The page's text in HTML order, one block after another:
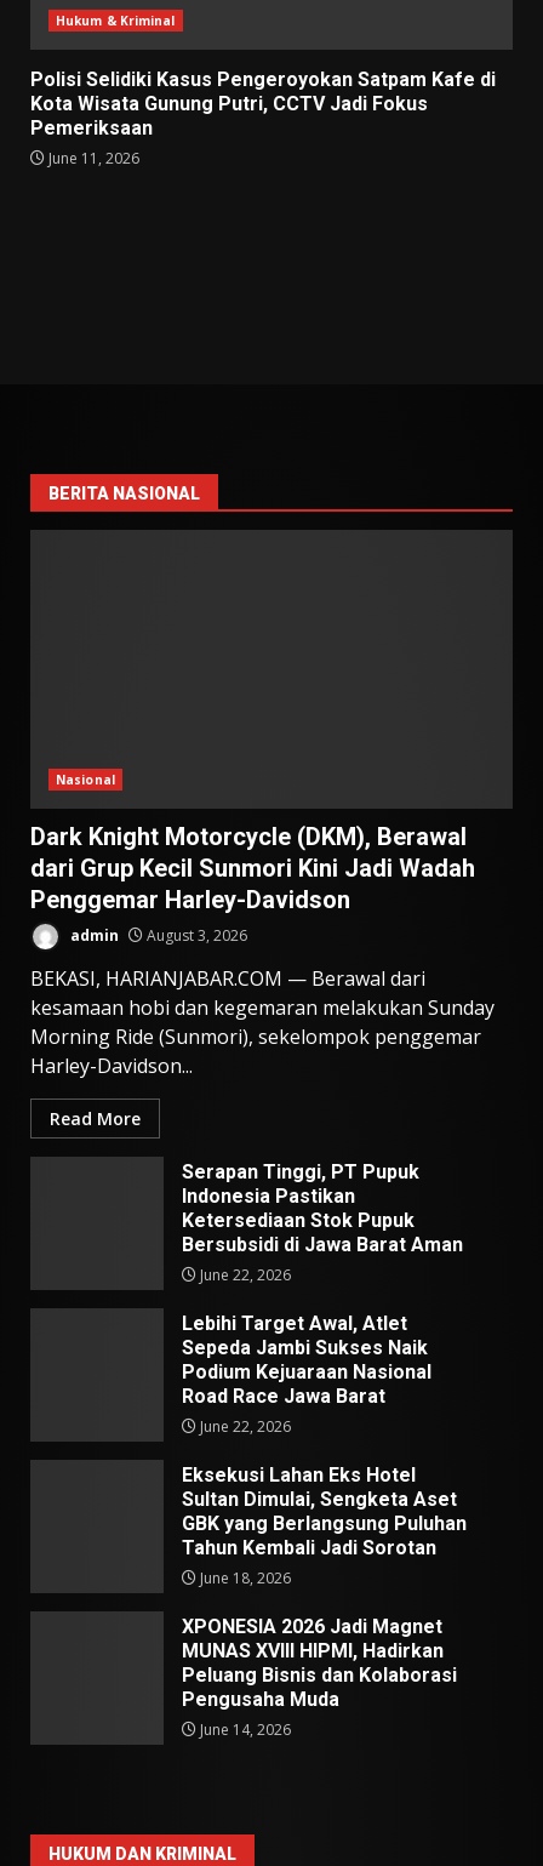
Hukum & Kriminal
Polisi Selidiki Kasus Pengeroyokan Satpam Kafe di
Kota Wisata Gunung Putri, CCTV Jadi Fokus
Pemeriksaan
June 11, 2026
BERITA NASIONAL
Nasional
Dark Knight Motorcycle (DKM), Berawal
dari Grup Kecil Sunmori Kini Jadi Wadah
Penggemar Harley-Davidson
admin August 3, 2026
BEKASI, HARIANJABAR.COM — Berawal dari
kesamaan hobi dan kegemaran melakukan Sunday
Morning Ride (Sunmori), sekelompok penggemar
Harley-Davidson...
Read More
Serapan Tinggi, PT Pupuk
Indonesia Pastikan
Ketersediaan Stok Pupuk
Bersubsidi di Jawa Barat Aman
June 22, 2026
Lebihi Target Awal, Atlet
Sepeda Jambi Sukses Naik
Podium Kejuaraan Nasional
Road Race Jawa Barat
June 22, 2026
Eksekusi Lahan Eks Hotel
Sultan Dimulai, Sengketa Aset
GBK yang Berlangsung Puluhan
Tahun Kembali Jadi Sorotan
June 18, 2026
XPONESIA 2026 Jadi Magnet
MUNAS XVIII HIPMI, Hadirkan
Peluang Bisnis dan Kolaborasi
Pengusaha Muda
June 14, 2026
HUKUM DAN KRIMINAL